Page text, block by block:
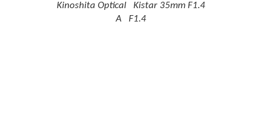
Kinoshita Optical Kistar 35mm F1.4
A F1.4